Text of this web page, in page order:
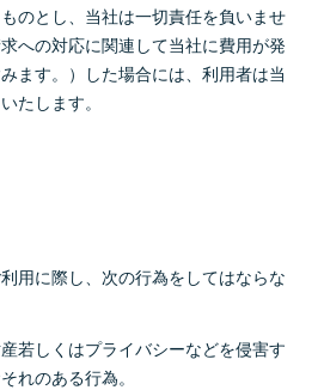
のとし、当社は一切責任を負いませ
への対応に関連して当社に費用が発
ます。）した場合には、利用者は当
たします。
用に際し、次の行為をしてはならな
若しくはプライバシーなどを侵害す
れのある行為。